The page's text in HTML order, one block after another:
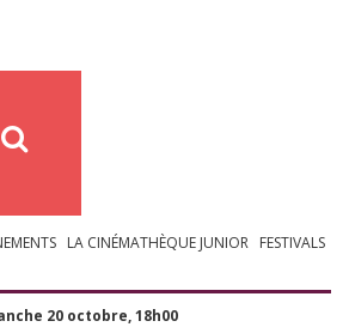
LA CINÉMATHÈQUE JUNIOR FESTIVALS
20 octobre, 18h00